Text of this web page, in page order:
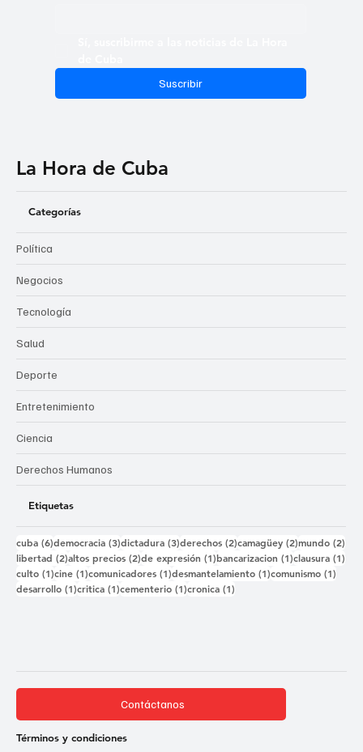
Suscribir
La Hora de Cuba
Categorías
Política
Negocios
Tecnología
Salud
Deporte
Entretenimiento
Ciencia
Derechos Humanos
Etiquetas
cuba (6)6 entradas
democracia (3)3 entradas
dictadura (3)3 entradas
derechos (2)2 entradas
camagüey (2)2 entradas
mundo (2)
libertad (2)2 entradas
altos precios (2)2 entradas
de expresión (1)1 entrada
bancarizacion (1)1 entrada
clausura (1)
culto (1)1 entrada
cine (1)1 entrada
comunicadores (1)1 entrada
desmantelamiento (1)1 entrada
comunismo (1)
desarrollo (1)1 entrada
critica (1)1 entrada
cementerio (1)1 entrada
cronica (1)
Contáctanos
Términos y condiciones